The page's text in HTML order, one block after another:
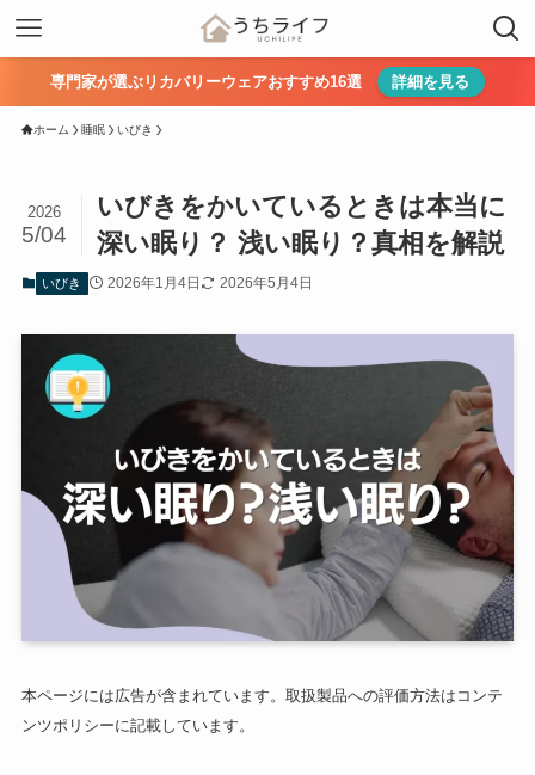
専門家が選ぶリカバリーウェアおすすめ16選 詳細を見る
ホーム 睡眠 いびき
いびきをかいているときは本当に
深い眠り？ 浅い眠り？真相を解説
2026
5/04
いびき 2026年1月4日 2026年5月4日
本ページには広告が含まれています。取扱製品への評価方法はコンテ
ンツポリシーに記載しています。